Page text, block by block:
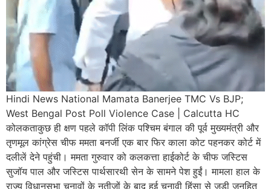
Hindi News National Mamata Banerjee TMC Vs BJP;
West Bengal Post Poll Violence Case | Calcutta HC
कोलकताकुछ ही क्षण पहले कॉपी लिंक पश्चिम बंगाल की पूर्व मुख्यमंत्री और
तृणमूल कांग्रेस चीफ ममता बनर्जी एक बार फिर काला कोट पहनकर कोर्ट में
दलीलें देने पहुंची। ममता गुरुवार को कलकत्ता हाईकोर्ट के चीफ जस्टिस
सुजॉय पाल और जस्टिस पार्थसारथी सेन के सामने पेश हुईं। मामला हाल के
राज्य विधानसभा चुनावों के नतीजों के बाद हुई चुनावी हिंसा से जुड़ी जनहित